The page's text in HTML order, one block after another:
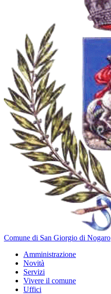
Comune di San Giorgio di Nogaro
Amministrazione
Novità
Servizi
Vivere il comune
Uffici